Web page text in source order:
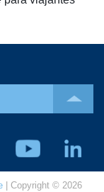
| Copyright © 2026